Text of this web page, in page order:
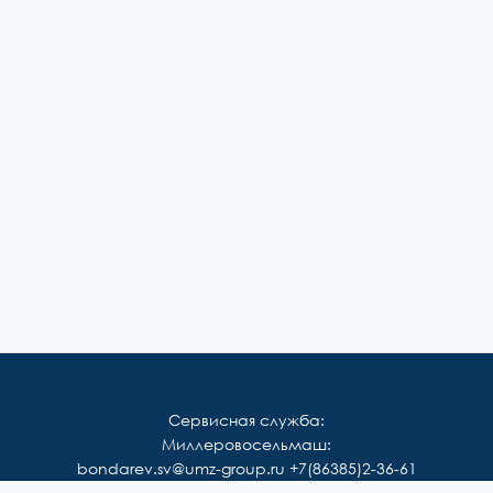
Сервисная служба:
Миллеровосельмаш:
bondarev.sv@umz-group.ru +7(86385)2-36-61